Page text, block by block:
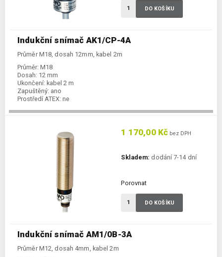
Indukční snímač AK1/CP-4A
Průměr M18, dosah 12mm, kabel 2m
Průměr: M18
Dosah: 12 mm
Ukončení: kabel 2 m
Zapuštěný: ano
Prostředí ATEX: ne
DO KOŠÍKU
Indukční snímač AM1/0B-3A
Průměr M12, dosah 4mm, kabel 2m
1 170,00 Kč bez DPH
Skladem: dodání 7-14 dní
Porovnat
DO KOŠÍKU